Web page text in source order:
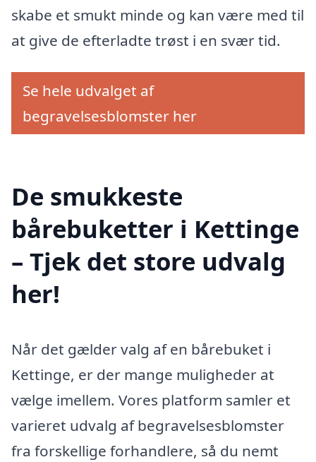
skabe et smukt minde og kan være med til
at give de efterladte trøst i en svær tid.
Se hele udvalget af
begravelsesblomster her
De smukkeste
bårebuketter i Kettinge
– Tjek det store udvalg
her!
Når det gælder valg af en bårebuket i
Kettinge, er der mange muligheder at
vælge imellem. Vores platform samler et
varieret udvalg af begravelsesblomster
fra forskellige forhandlere, så du nemt